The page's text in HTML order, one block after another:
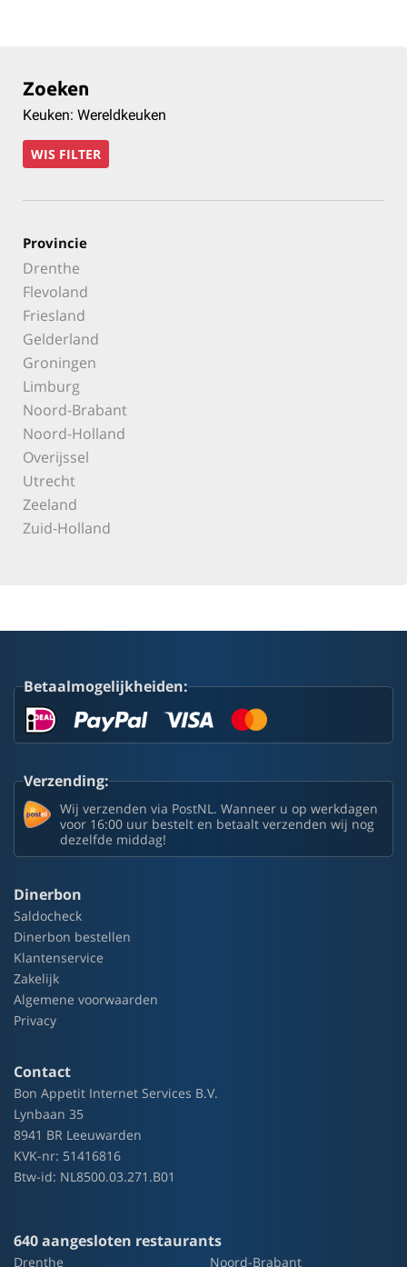
Zoeken
Keuken: Wereldkeuken
WIS FILTER
Provincie
Drenthe
Flevoland
Friesland
Gelderland
Groningen
Limburg
Noord-Brabant
Noord-Holland
Overijssel
Utrecht
Zeeland
Zuid-Holland
Betaalmogelijkheiden:
Verzending:
Wij verzenden via PostNL. Wanneer u op werkdagen
voor 16:00 uur bestelt en betaalt verzenden wij nog
dezelfde middag!
Dinerbon
Saldocheck
Dinerbon bestellen
Klantenservice
Zakelijk
Algemene voorwaarden
Privacy
Contact
Bon Appetit Internet Services B.V.
Lynbaan 35
8941 BR Leeuwarden
KVK-nr: 51416816
Btw-id: NL8500.03.271.B01
640 aangesloten restaurants
Drenthe Noord-Brabant